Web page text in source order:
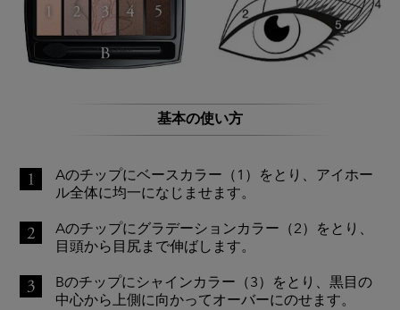
基本の使い方
Aのチップにベースカラー（1）をとり、アイホー
ル全体に均一になじませます。
Aのチップにグラデーションカラー（2）をとり、
目頭から目尻まで伸ばします。
Bのチップにシャインカラー（3）をとり、黒目の
中心から上側に向かってオーバーにのせます。